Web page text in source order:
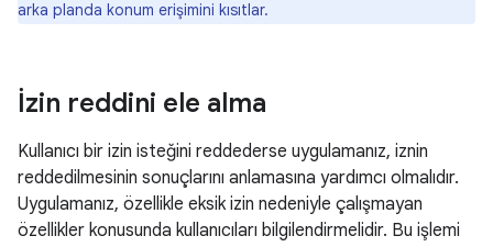
arka planda konum erişimini kısıtlar.
İzin reddini ele alma
Kullanıcı bir izin isteğini reddederse uygulamanız, iznin
reddedilmesinin sonuçlarını anlamasına yardımcı olmalıdır.
Uygulamanız, özellikle eksik izin nedeniyle çalışmayan
özellikler konusunda kullanıcıları bilgilendirmelidir. Bu işlemi